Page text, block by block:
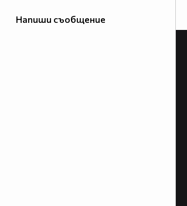
Напиши съобщение